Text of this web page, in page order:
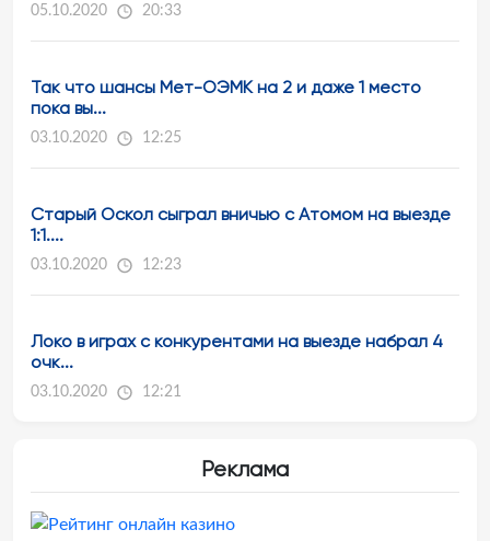
05.10.2020 20:33
Так что шансы Мет-ОЭМК на 2 и даже 1 место
пока вы...
03.10.2020 12:25
Старый Оскол сыграл вничью с Атомом на выезде
1:1....
03.10.2020 12:23
Локо в играх с конкурентами на выезде набрал 4
очк...
03.10.2020 12:21
Реклама